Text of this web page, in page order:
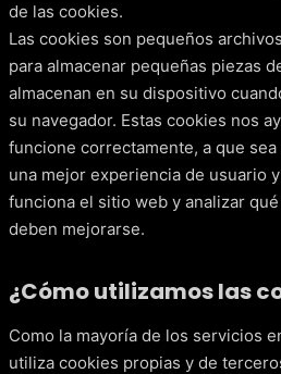
de las cookies.
Las cookies son pequeños
para almacenar pequeñas piezas
almacenan en su dispositivo
su navegador. Estas cookies nos
funcione correctamente, a que
una mejor experiencia de usuario
funciona el sitio web y analizar
deben mejorarse.
¿Cómo utilizamos las
Como la mayoría de los servicios
utiliza cookies propias y de